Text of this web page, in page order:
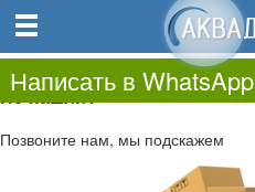
0.00
0
Не нашли?
Позвоните нам, мы подскажем
Написать в WhatsApp